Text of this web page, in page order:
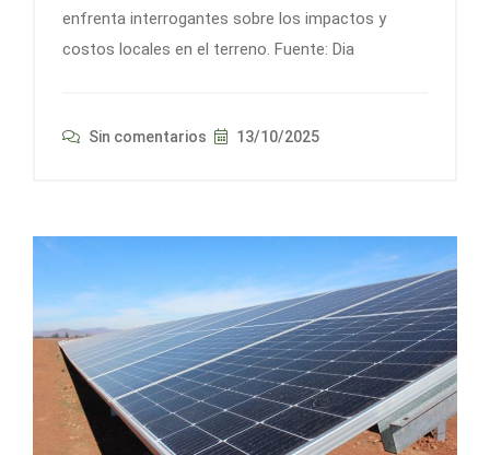
enfrenta interrogantes sobre los impactos y
costos locales en el terreno. Fuente: Dia
Sin comentarios 13/10/2025